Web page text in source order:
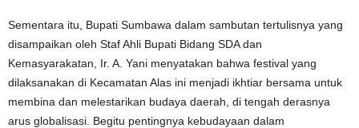
Sementara itu, Bupati Sumbawa dalam sambutan tertulisnya yang
disampaikan oleh Staf Ahli Bupati Bidang SDA dan
Kemasyarakatan, Ir. A. Yani menyatakan bahwa festival yang
dilaksanakan di Kecamatan Alas ini menjadi ikhtiar bersama untuk
membina dan melestarikan budaya daerah, di tengah derasnya
arus globalisasi. Begitu pentingnya kebudayaan dalam